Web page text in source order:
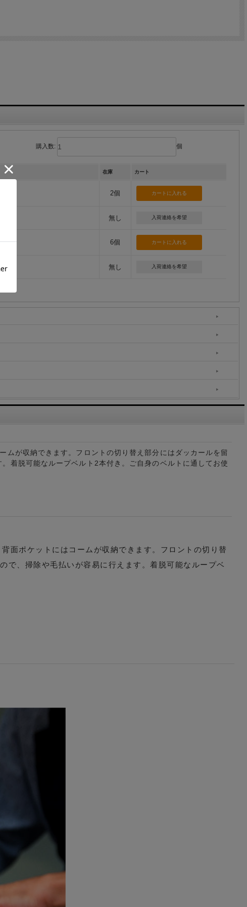
購入数: 個
在庫 カート
2個
無し 入荷連絡を希望
6個
無し 入荷連絡を希望
が収納できます。フロントの切り替え部分にはダッカールを留
着脱可能なループベルト2本付き。ご自身のベルトに通してお使
面ポケットにはコームが収納できます。フロントの切り替
で、掃除や毛払いが容易に行えます。着脱可能なループベ